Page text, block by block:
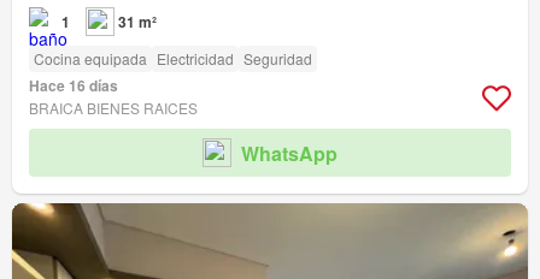
1 31 m²
Cocina equipada Electricidad Seguridad
Hace 16 días
BRAICA BIENES RAICES
WhatsApp